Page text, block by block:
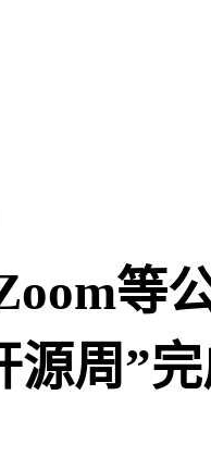
等
源周”